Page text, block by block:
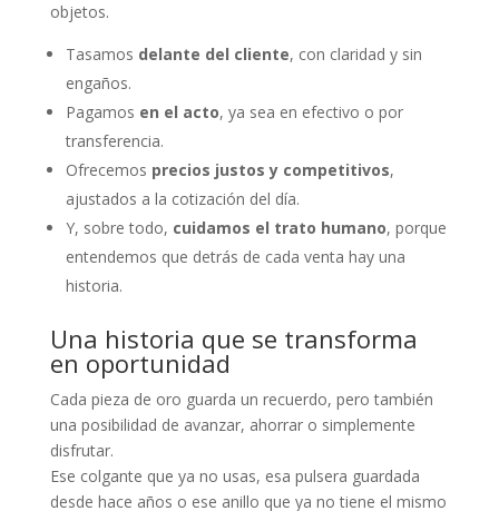
objetos.
Tasamos delante del cliente, con claridad y sin
engaños.
Pagamos en el acto, ya sea en efectivo o por
transferencia.
Ofrecemos precios justos y competitivos,
ajustados a la cotización del día.
Y, sobre todo, cuidamos el trato humano, porque
entendemos que detrás de cada venta hay una
historia.
Una historia que se transforma
en oportunidad
Cada pieza de oro guarda un recuerdo, pero también
una posibilidad de avanzar, ahorrar o simplemente
disfrutar.
Ese colgante que ya no usas, esa pulsera guardada
desde hace años o ese anillo que ya no tiene el mismo